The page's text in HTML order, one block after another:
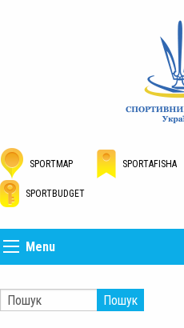
SPORTMAP SPORTAFISHA
SPORTBUDGET
Menu
Пошук